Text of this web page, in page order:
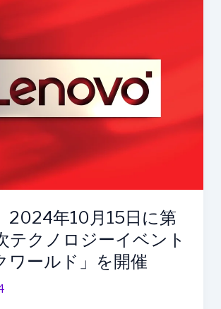
2024年10月15日に第
テクノロジーイベント
ワールド」を開催